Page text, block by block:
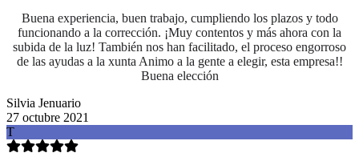
Buena experiencia, buen trabajo, cumpliendo los plazos y todo
funcionando a la corrección. ¡Muy contentos y más ahora con la
subida de la luz! También nos han facilitado, el proceso engorroso
de las ayudas a la xunta Animo a la gente a elegir, esta empresa!!
Buena elección
Silvia Jenuario
27 octubre 2021
T